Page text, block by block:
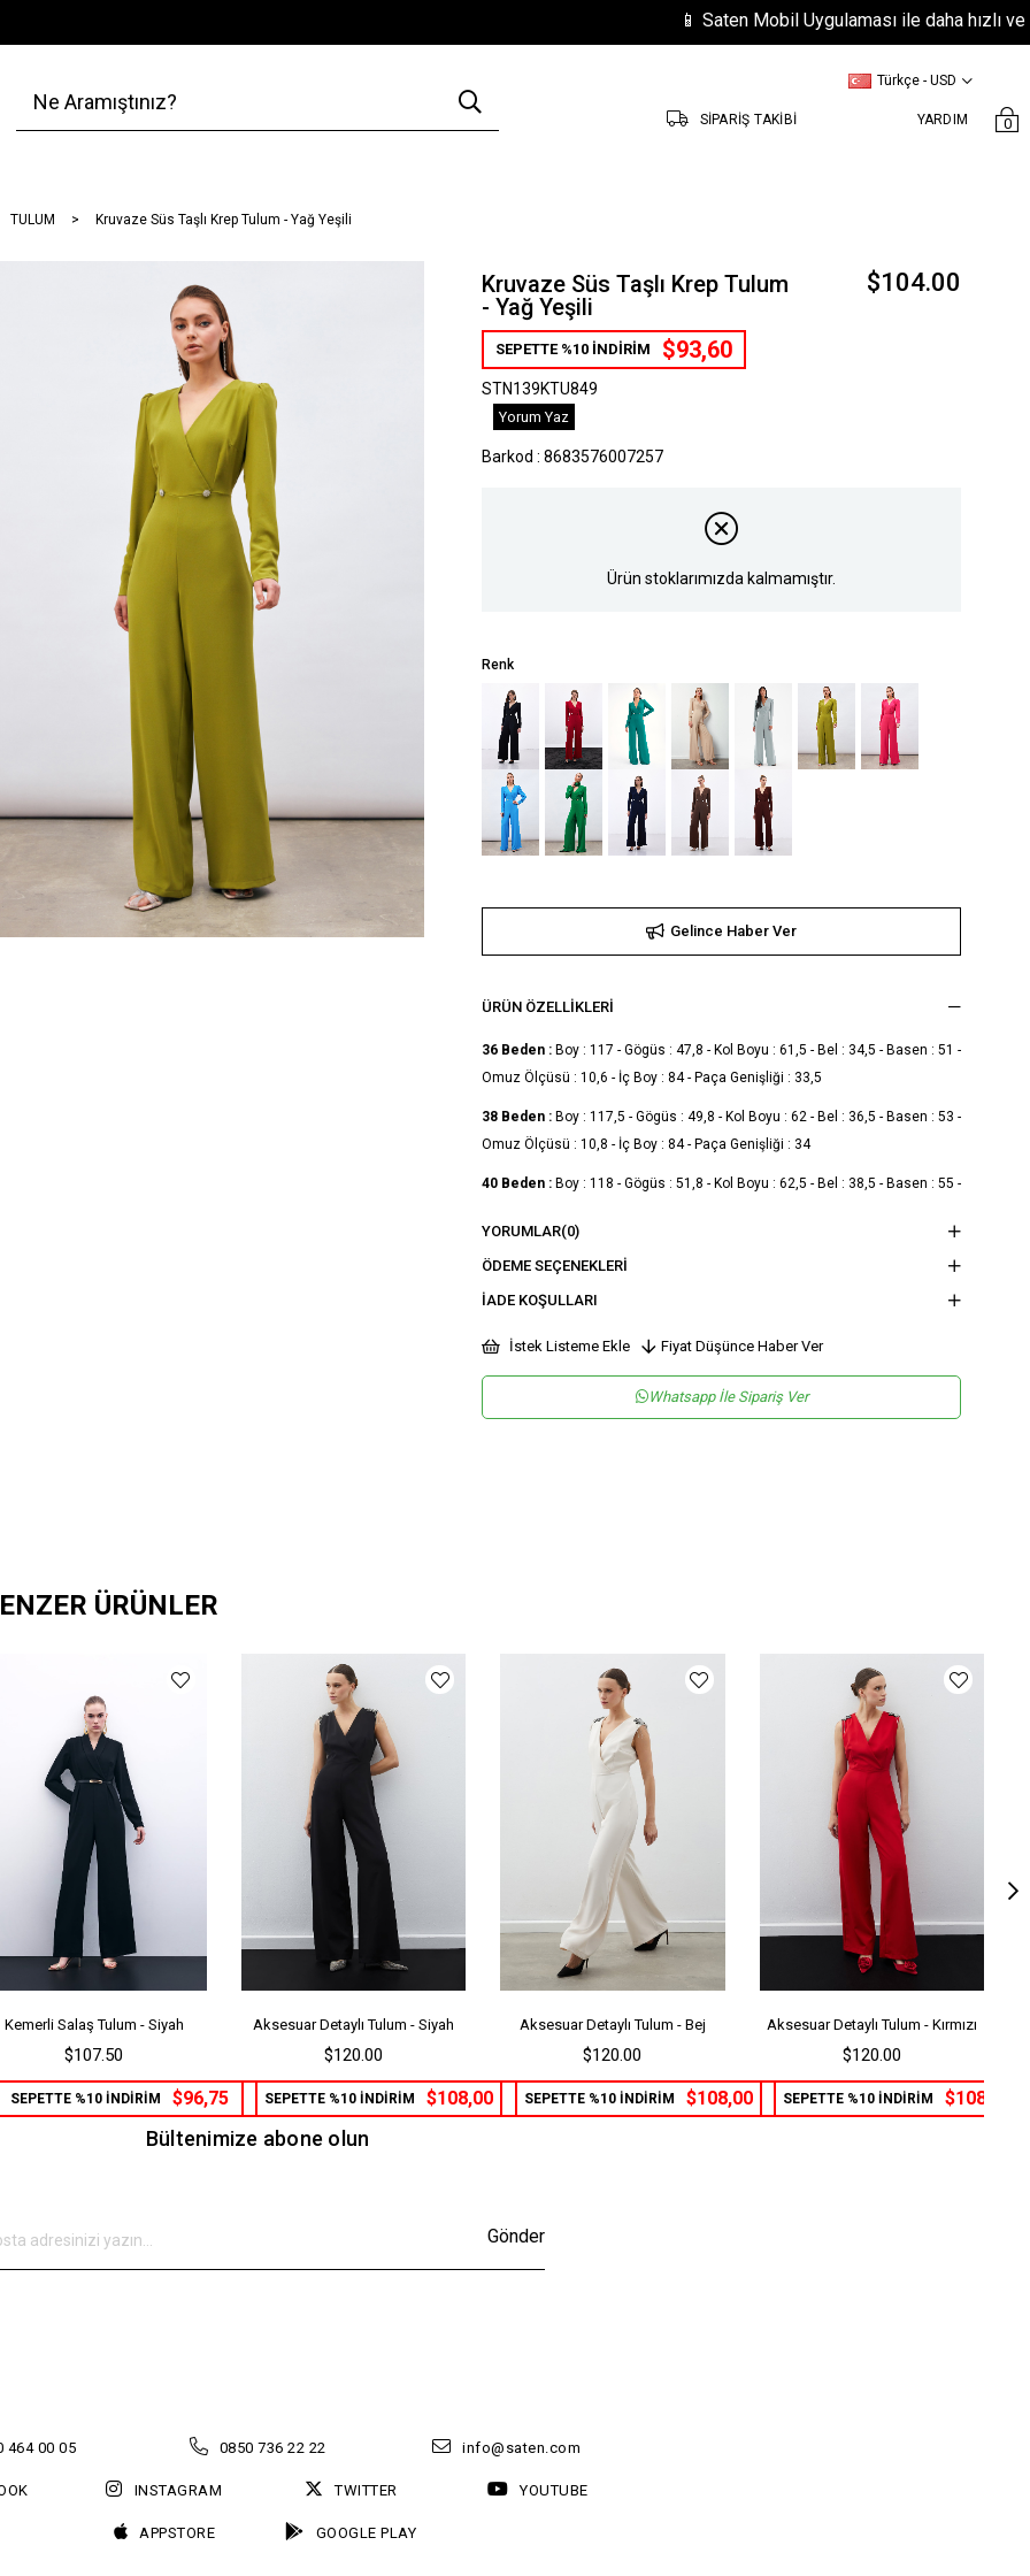
📱 Saten Mobil Uygulaması ile daha hızlı ve
YARDIM
Türkçe - USD
0
SİPARİŞ TAKİBİ
TULUM Kruvaze Süs Taşlı Krep Tulum - Yağ Yeşili
Kruvaze Süs Taşlı Krep Tulum
- Yağ Yeşili
$104.00
SEPETTE %10 İNDİRİM $93,60
STN139KTU849
Yorum Yaz
Barkod : 8683576007257
Ürün stoklarımızda kalmamıştır.
Renk
Gelince Haber Ver
ÜRÜN ÖZELLIKLERI
36 Beden : Boy : 117 - Gögüs : 47,8 - Kol Boyu : 61,5 - Bel : 34,5 - Basen : 51 -
Omuz Ölçüsü : 10,6 - İç Boy : 84 - Paça Genişliği : 33,5
38 Beden : Boy : 117,5 - Gögüs : 49,8 - Kol Boyu : 62 - Bel : 36,5 - Basen : 53 -
Omuz Ölçüsü : 10,8 - İç Boy : 84 - Paça Genişliği : 34
40 Beden : Boy : 118 - Gögüs : 51,8 - Kol Boyu : 62,5 - Bel : 38,5 - Basen : 55 -
Omuz Ölçüsü : 11,2 - İç Boy : 84 - Paça Genişliği : 35
Cinsiyet
Kategori TULUM
Ürün Yaş Grubu
TR
Genç
YORUMLAR(0)
ÖDEME SEÇENEKLERI
İADE KOŞULLARI
İstek Listeme Ekle Fiyat Düşünce Haber Ver
Whatsapp İle Sipariş Ver
ÜRÜNLER
Kemerli Salaş Tulum - Siyah
$107.50
SEPETTE %10 İNDİRİM $96,75
Aksesuar Detaylı Tulum - Siyah
$120.00
SEPETTE %10 İNDİRİM $108,00
Aksesuar Detaylı Tulum - Bej
$120.00
SEPETTE %10 İNDİRİM $108,00
Aksesuar Detaylı Tulum - Kırmızı
$120.00
SEPETTE %10 İNDİRİM $108,00
Bültenimize abone olun
Gönder
464 00 05 0850 736 22 22 info@saten.com
INSTAGRAM TWITTER YOUTUBE
APPSTORE GOOGLE PLAY